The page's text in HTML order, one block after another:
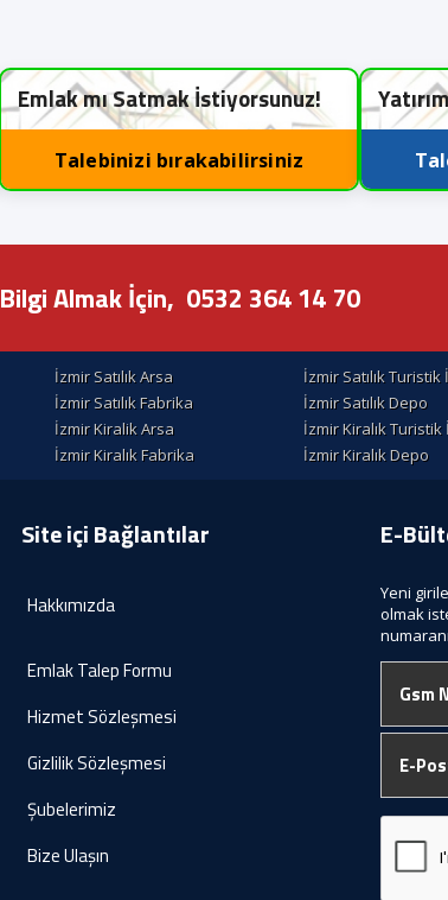
Emlak mı Satmak İstiyorsunuz!
Talebinizi bırakabilirsiniz
Bilgi Almak İçin, 0532 364 14 70
İzmir Satılık Arsa İzmir Satılık
İzmir Satılık Fabrika İzmir Satılık Depo
İzmir Kiralik Arsa İzmir Kiralık
İzmir Kiralık Fabrika İzmir Kiralık Depo
Site içi Bağlantılar
Hakkımızda
Emlak Talep Formu
Hizmet Sözleşmesi
Gizlilik Sözleşmesi
Şubelerimiz
Bize Ulaşın
E-
Yeni
olmak